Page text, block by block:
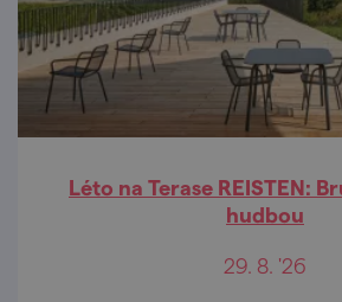
Léto na Terase REISTEN:
hudbou
29. 8. '26